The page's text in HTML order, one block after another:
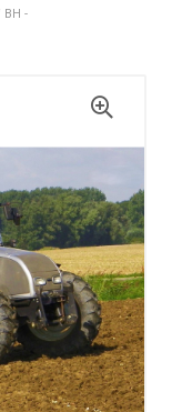
BH -